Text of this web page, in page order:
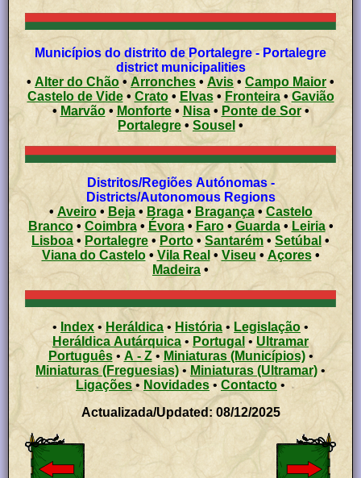
Municípios do distrito de Portalegre - Portalegre
district municipalities
• Alter do Chão • Arronches • Avis• Campo Maior •
Castelo de Vide• Crato• Elvas• Fronteira•Gavião
• Marvão• Monforte• Nisa• Ponte de Sor•
Portalegre • Sousel •
Distritos/Regiões Autónomas -
Districts/Autonomous Regions
•Aveiro• Beja• Braga• Bragança• Castelo
Branco• Coimbra•Évora• Faro• Guarda• Leiria•
Lisboa • Portalegre • Porto•Santarém • Setúbal •
Viana do Castelo• Vila Real • Viseu • Açores •
Madeira •
• Index • Heráldica • História • Legislação •
Heráldica Autárquica • Portugal • Ultramar
Português• A - Z• Miniaturas (Municípios)•
Miniaturas (Freguesias) •Miniaturas (Ultramar) •
Ligações• Novidades • Contacto •
Actualizada/Updated: 08/12/2025